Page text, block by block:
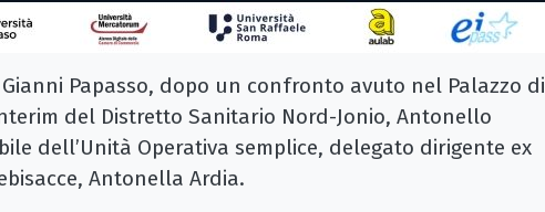
Papasso, dopo un confronto avuto nel Palazzo di
del Distretto Sanitario Nord-Jonio, Antonello
dell’Unità Operativa semplice, delegato dirigente ex
Antonella Ardia.